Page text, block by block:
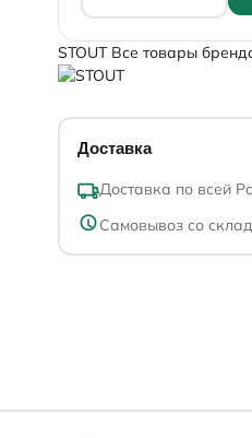
STOUT Все товары
Доставка
Доставка по всей
Самовывоз со